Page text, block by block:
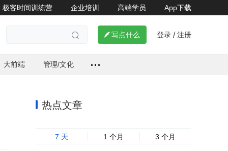
极客时间训练营 企业培训 高端学员 App下载
  写点什么 登录 / 注册
大前端 管理/文化
热点文章
7 天 1 个月 3 个月